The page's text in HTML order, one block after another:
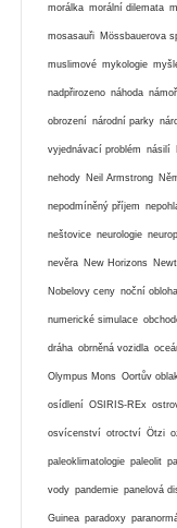
morálka morální dilemata
mosasauři Mössbauerova
muslimové mykologie
nadpřirozeno náhoda
obrození národní parky
vyjednávací problém násilí
nehody Neil Armstrong
nepodmíněný příjem
neštovice neurologie
nevěra New Horizons
Nobelovy ceny noční obloha
numerické simulace
dráha obrněná vozidla
Olympus Mons Oortův oblak
osídlení OSIRIS-REx
osvícenství otroctví Ötzi
paleoklimatologie paleolit
vody pandemie panelová
Guinea paradoxy